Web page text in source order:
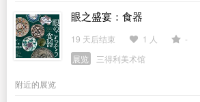
眼之盛宴：食器
19 天后结束 1 人
-
展览
三得利美术馆
附近的展览